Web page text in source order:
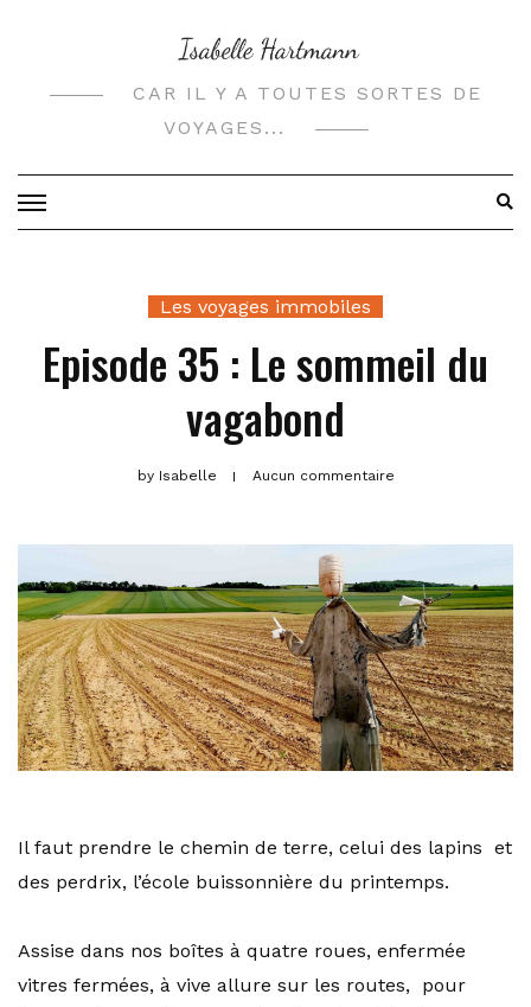
CAR IL Y A TOUTES SORTES DE
VOYAGES...
Les voyages immobiles
Episode 35 : Le sommeil du
vagabond
byIsabelle Aucun commentaire
Il faut prendre le chemin de terre, celui des lapins et
des perdrix, l’école buissonnière du printemps.
Assise dans nos boîtes à quatre roues, enfermée
vitres fermées, à vive allure sur les routes, pour